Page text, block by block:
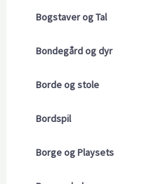
Bogstaver og Tal
Bondegård og dyr
Borde og stole
Bordspil
Borge og Playsets